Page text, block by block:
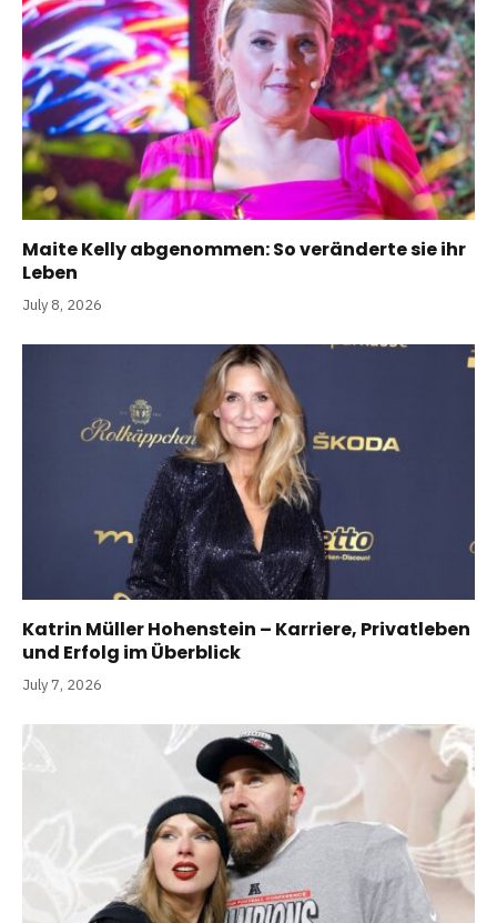
Maite Kelly abgenommen: So veränderte sie ihr
Leben
July 8, 2026
Katrin Müller Hohenstein – Karriere, Privatleben
und Erfolg im Überblick
July 7, 2026